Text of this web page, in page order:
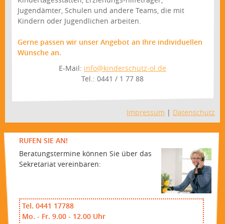
Jugendämter, Schulen und andere Teams, die mit
Kindern oder Jugendlichen arbeiten.
Gerne passen wir unser Angebot an Ihre individuellen
Wünsche an.
E-Mail: info@kinderschutz-ol.de
Tel.: 0441 / 1 77 88
Impressum | Datenschutz
RUFEN SIE AN!
Beratungstermine können Sie über das
Sekretariat vereinbaren:
Tel. 0441 17788
Mo. - Fr. 9.00 - 12.00 Uhr